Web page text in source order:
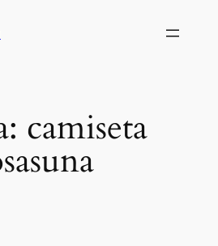
camiseta